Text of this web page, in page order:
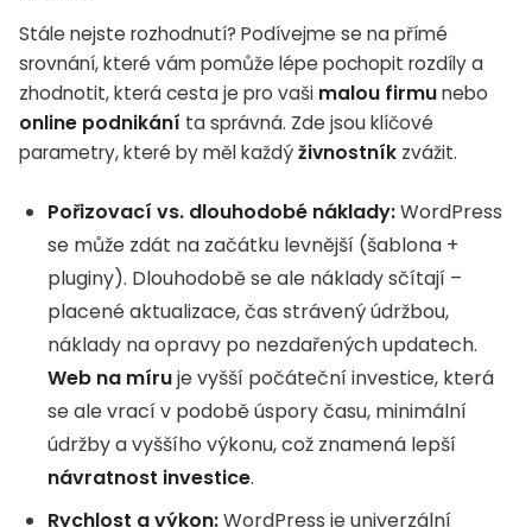
Stále nejste rozhodnutí? Podívejme se na přímé
srovnání, které vám pomůže lépe pochopit rozdíly a
zhodnotit, která cesta je pro vaši malou firmunebo
online podnikání ta správná. Zde jsou klíčové
parametry, které by měl každýživnostník zvážit.
Pořizovací vs. dlouhodobé náklady:WordPress
se může zdát na začátku levnější (šablona +
pluginy). Dlouhodobě se ale náklady sčítají –
placené aktualizace, čas strávený údržbou,
náklady na opravy po nezdařených updatech.
Web na míruje vyšší počáteční investice, která
se ale vrací v podobě úspory času, minimální
údržby a vyššího výkonu, což znamená lepší
návratnost investice.
Rychlost a výkon:WordPress je univerzální